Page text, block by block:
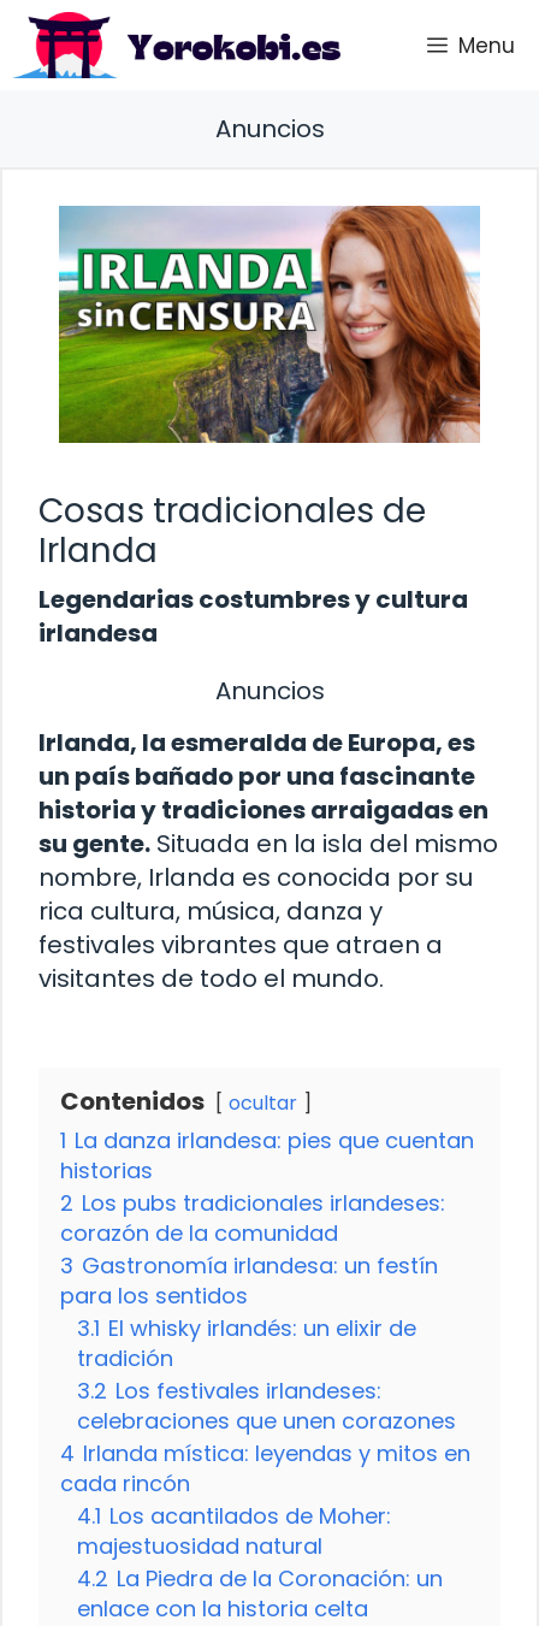
Saltar
contenido
Menu
Anuncios
Cosas tradicionales de
Irlanda
Legendarias costumbres y cultura
irlandesa
Anuncios
Irlanda, la esmeralda de Europa, es
un país bañado por una fascinante
historia y tradiciones arraigadas en
su gente. Situada en la isla del mismo
nombre, Irlanda es conocida por su
rica cultura, música, danza y
festivales vibrantes que atraen a
visitantes de todo el mundo.
Contenidos ocultar
1 La danza irlandesa: pies que cuentan
historias
2 Los pubs tradicionales irlandeses:
corazón de la comunidad
3 Gastronomía irlandesa: un festín
para los sentidos
3.1 El whisky irlandés: un elixir de
tradición
3.2 Los festivales irlandeses:
celebraciones que unen corazones
4 Irlanda mística: leyendas y mitos en
cada rincón
4.1 Los acantilados de Moher:
majestuosidad natural
4.2 La Piedra de la Coronación: un
enlace con la historia celta